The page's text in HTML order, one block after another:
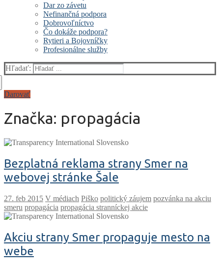
Dar zo závetu
Nefinančná podpora
Dobrovoľníctvo
Čo dokáže podpora?
Rytieri a Bojovníčky
Profesionálne služby
Hľadať:
Darovať
Značka: propagácia
Bezplatná reklama strany Smer na
webovej stránke Šale
V médiach Piško politický záujem pozvánka na akciu
smeru propagácia propagácia stranníckej akcie
Akciu strany Smer propaguje mesto na
webe